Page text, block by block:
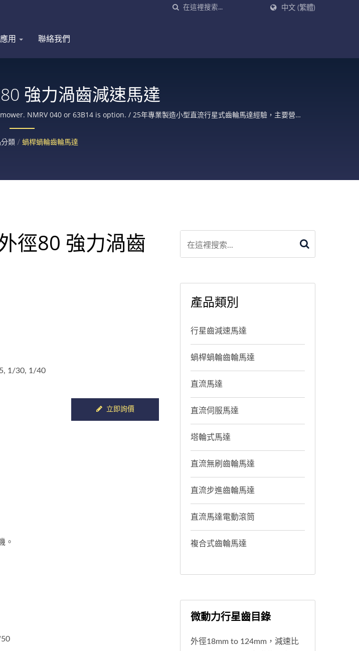
中文 (繁體)
用 聯絡我們
強力渦齒減速馬達
NMRV 040 or 63B14 is option. / 25年專業製造小型直流行星式齒輪馬達經驗，主要營運
減速機，無刷馬達，無刷伺服馬達，正齒減速機等。
類 / 蝸桿蝸輪齒輪馬達
徑80 強力渦齒
1/30, 1/40
立即詢價
。
產品類別
行星齒減速馬達
蝸桿蝸輪齒輪馬達
直流馬達
直流伺服馬達
塔輪式馬達
直流無刷齒輪馬達
直流步進齒輪馬達
直流馬達電動滾筒
複合式齒輪馬達
微動力行星齒目錄
外徑18mm to 124mm，減速比